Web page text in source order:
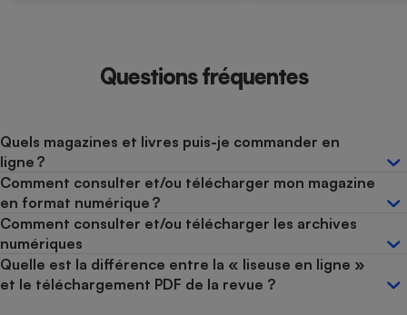
Questions fréquentes
Quels magazines et livres puis-je commander en
ligne ?
Comment consulter et/ou télécharger mon magazine
en format numérique ?
Comment consulter et/ou télécharger les archives
numériques
Quelle est la différence entre la « liseuse en ligne »
et le téléchargement PDF de la revue ?